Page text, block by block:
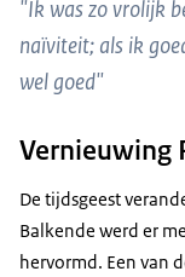
"Ik was zo vrolijk
naïviteit; als ik
wel goed"
Vernieuwing
De tijdsgeest
Balkende werd er
hervormd. Een van